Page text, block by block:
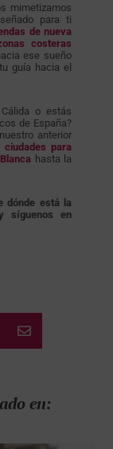
mimetizamos
para ti
de nueva
costeras
ese sueño
guía hacia el
o estás
de España?
anterior
ciudades para
hasta la
dónde está la
síguenos en

en: